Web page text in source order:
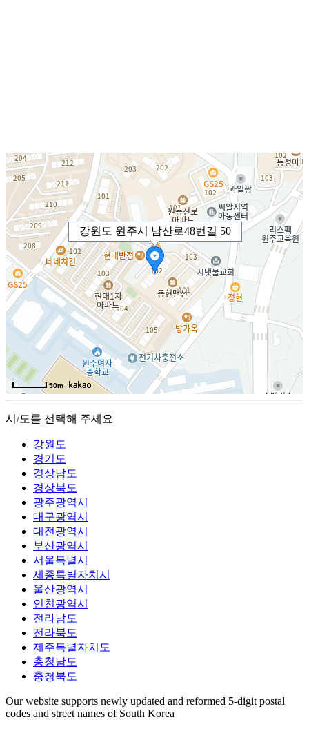
강원도 원주시 남산로48번길 50
50m
시/도를 선택해 주세요
강원도
경기도
경상남도
경상북도
광주광역시
대구광역시
대전광역시
부산광역시
서울특별시
세종특별자치시
울산광역시
인천광역시
전라남도
전라북도
제주특별자치도
충청남도
충청북도
Our website supports newly updated and reformed 5-digit postal
codes and street names of South Korea